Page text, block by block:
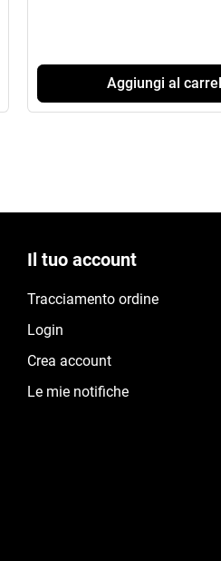
Aggiungi al
Il tuo account
Tracciamento ordine
Login
Crea account
Le mie notifiche